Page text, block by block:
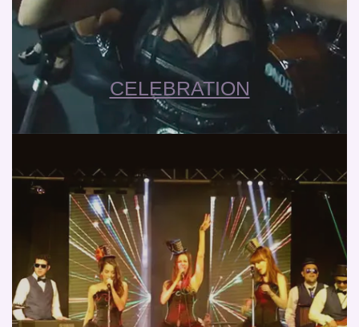
CELEBRATION